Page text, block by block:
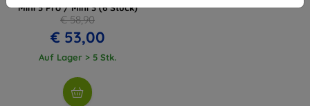
Mini 3 Pro / Mini 3 (6 Stück)
€ 58,90
€ 53,00
Auf Lager > 5 Stk.